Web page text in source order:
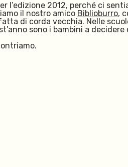
l’edizione 2012, perché ci
il nostro amico Biblioburro,
di corda vecchia. Nelle
sono i bambini a decidere